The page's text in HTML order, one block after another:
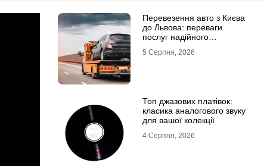
Перевезення авто з Києва
до Львова: переваги
послуг надійного
5 Серпня, 2026
Топ джазових платівок:
класика аналогового звуку
для вашої колекції
4 Серпня, 2026